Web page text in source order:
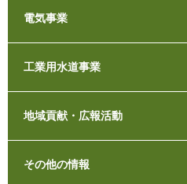
電気事業
工業用水道事業
地域貢献・広報活動
その他の情報